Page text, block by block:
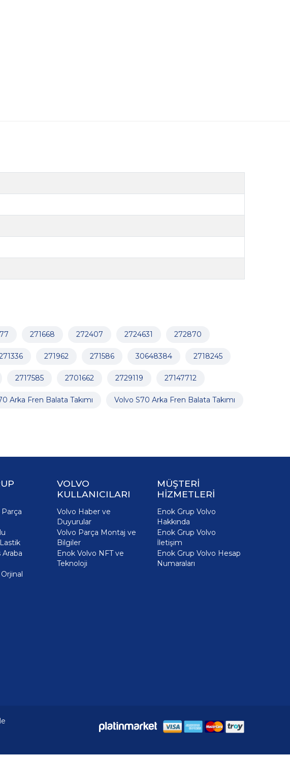
271668 272407 2724631 272870
271962 271586 30648384 2718245
2717585 2701662 2729119 27147712
Arka Fren Balata Takımı Volvo S70 Arka Fren Balata Takımı
VOLVO
KULLANICILARI
Volvo Haber ve
Duyurular
Volvo Parça Montaj ve
Bilgiler
Enok Volvo NFT ve
Teknoloji
MÜŞTERİ
HİZMETLERİ
Enok Grup Volvo
Hakkında
Enok Grup Volvo
İletişim
Enok Grup Volvo Hesap
Numaraları